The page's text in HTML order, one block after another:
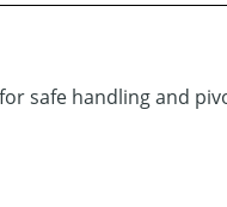
safe handling and